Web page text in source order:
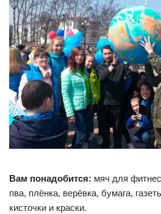
Вам понадобится: мяч для
пва, плёнка, верёвка, бумага,
кисточки и краски.